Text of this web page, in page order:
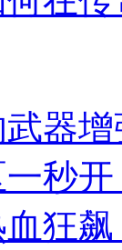
器
秒开
狂